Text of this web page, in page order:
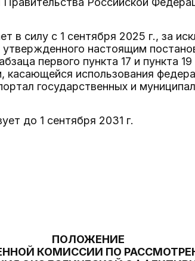
в силу с 1 сентября 2025 г., за
настоящим
первого пункта 17 и пункта
использования
государственных и
до 1 сентября 2031 г.
ПОЛОЖЕНИЕ
КОМИССИИ ПО